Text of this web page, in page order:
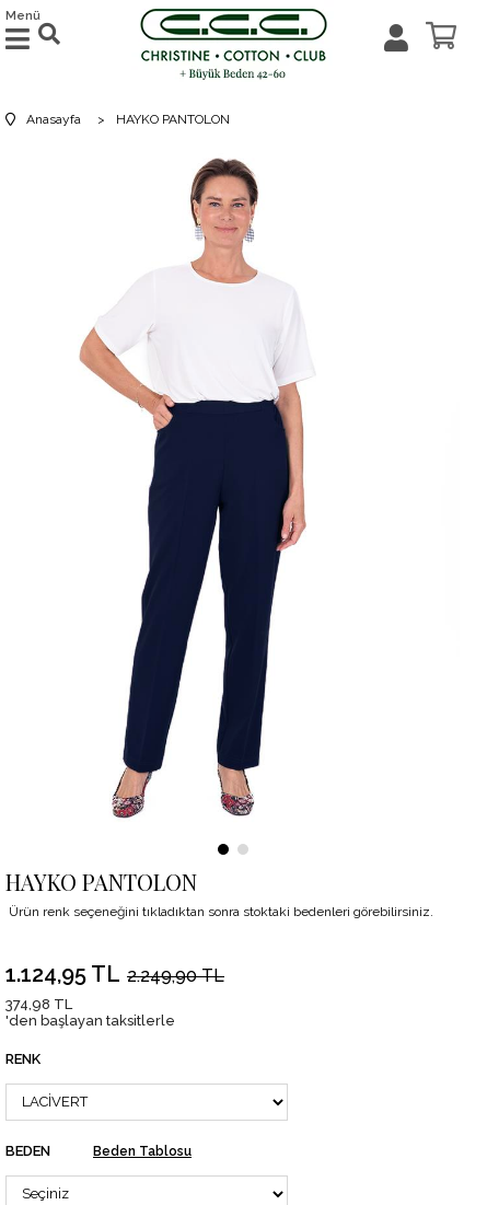
Menü
Anasayfa > HAYKO PANTOLON
HAYKO PANTOLON
Ürün renk seçeneğini tıkladıktan sonra stoktaki bedenleri görebilirsiniz.
2.249,90 TL
1.124,95 TL
374,98 TL
'den başlayan taksitlerle
RENK
BEDEN Beden Tablosu